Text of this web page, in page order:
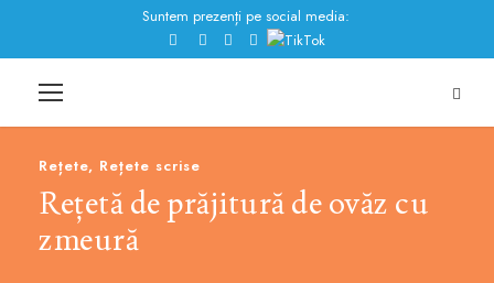
Suntem prezenți pe social media:
Rețete, Rețete scrise
Rețetă de prăjitură de ovăz cu
zmeură